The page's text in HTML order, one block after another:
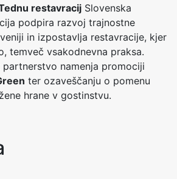
restavracij Slovenska
podpira razvoj trajnostne
in izpostavlja restavracije, kjer
temveč vsakodnevna praksa.
partnerstvo namenja promociji
ter ozaveščanju o pomenu
hrane v gostinstvu.